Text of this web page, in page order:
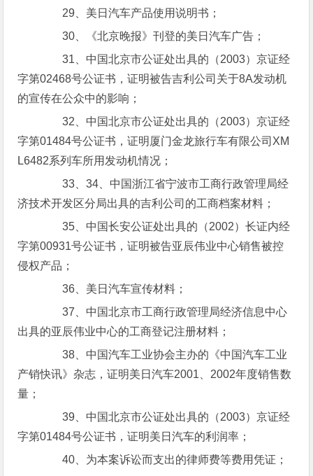
29、美日汽车产品使用说明书；
30、《北京晚报》刊登的美日汽车广告；
31、中国北京市公证处出具的（2003）京证经
字第02468号公证书，证明被告吉利公司关于8A发动机
的宣传在公众中的影响；
32、中国北京市公证处出具的（2003）京证经
字第01484号公证书，证明厦门金龙旅行车有限公司XM
L6482系列车所用发动机情况；
33、34、中国浙江省宁波市工商行政管理局经
济技术开发区分局出具的吉利公司的工商档案材料；
35、中国长安公证处出具的（2002）长证内经
字第00931号公证书，证明被告亚辰伟业中心销售被控
侵权产品；
36、美日汽车宣传材料；
37、中国北京市工商行政管理局经济信息中心
出具的亚辰伟业中心的工商登记注册材料；
38、中国汽车工业协会主办的《中国汽车工业
产销快讯》杂志，证明美日汽车2001、2002年度销售数
量；
39、中国北京市公证处出具的（2003）京证经
字第01484号公证书，证明美日汽车的利润率；
40、为本案诉讼而支出的律师费等费用凭证；